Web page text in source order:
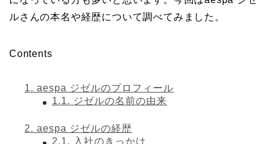
ルさんの本名や経歴について調べてみました。
Contents
1. aespa ジゼルのプロフィール
1.1. ジゼルの名前の由来
2. aespa ジゼルの経歴
2.1. 入社のきっかけ